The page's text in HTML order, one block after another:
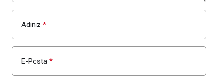
Adınız *
E-Posta *